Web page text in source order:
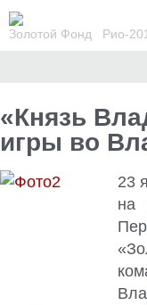
Золотой Фонд Рио-
«Князь
игры во
23
на